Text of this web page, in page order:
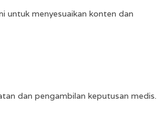
untuk menyesuaikan konten dan
dan pengambilan keputusan medis.